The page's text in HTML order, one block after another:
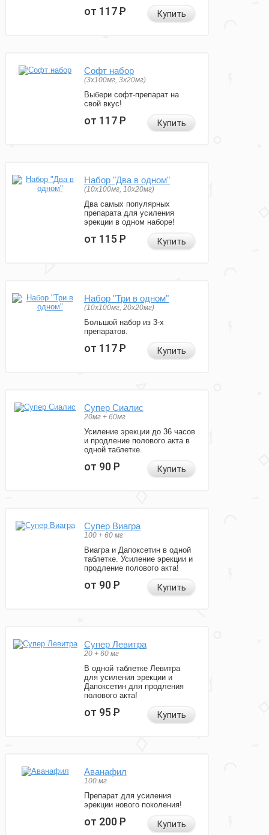
от 117Р Купить
Софт набор
(3x100мг, 3x20мг)
Выбери софт-препарат на
свой вкус!
от 117Р Купить
Набор "Два в одном"
(10x100мг, 10x20мг)
Два самых популярных
препарата для усиления
эрекции в одном наборе!
от 115Р Купить
Набор "Три в одном"
(10x100мг, 20x20мг)
Большой набор из 3-х
препаратов.
от 117Р Купить
Супер Сиалис
20мг + 60мг
Усиление эрекции до 36 часов
и продление полового акта в
одной таблетке.
от 90Р Купить
Супер Виагра
100 + 60 мг
Виагра и Дапоксетин в одной
таблетке. Усиление эрекции и
продление полового акта!
от 90Р Купить
Супер Левитра
20 + 60 мг
В одной таблетке Левитра
для усиления эрекции и
Дапоксетин для продления
полового акта!
от 95Р Купить
Аванафил
100 мг
Препарат для усиления
эрекции нового поколения!
от 200Р Купить